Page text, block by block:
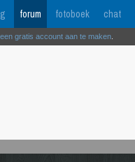
forum fotoboek chat
gratis account aan te maken